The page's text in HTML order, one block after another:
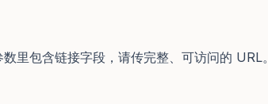
里包含链接字段，请传完整、可访问的 URL。